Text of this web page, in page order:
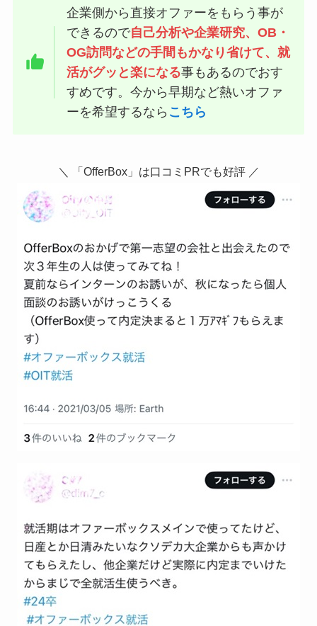
企業側から直接オファーをもらう事が
できるので自己分析や企業研究、OB・
OG訪問などの手間もかなり省けて、就
活がグッと楽になる事もあるのでおす
すめです。今から早期など熱いオファ
ーを希望するなら こちら
＼ 「OfferBox」は口コミPRでも好評 ／